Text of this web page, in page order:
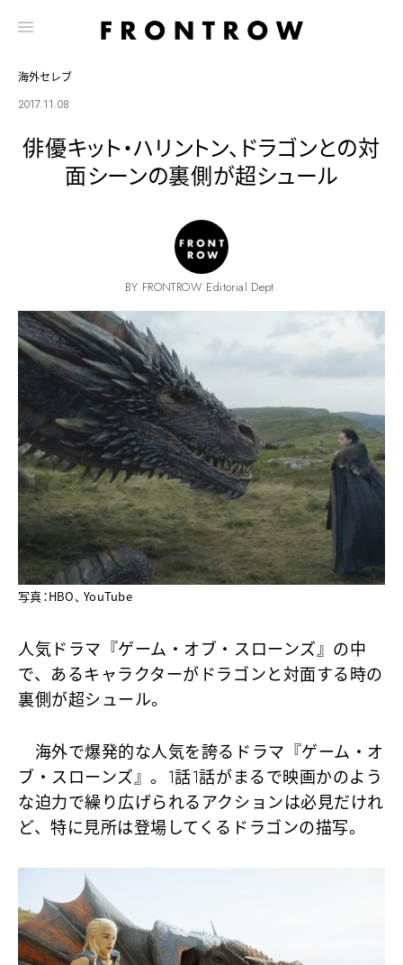
海外セレブ
2017.11.08
俳優キット・ハリントン、ドラゴンとの対
面シーンの裏側が超シュール
BY FRONTROW Editorial Dept.
写真：HBO、 YouTube
人気ドラマ『ゲーム・オブ・スローンズ』の中
で、あるキャラクターがドラゴンと対面する時の
裏側が超シュール。
海外で爆発的な人気を誇るドラマ『ゲーム・オ
ブ・スローンズ』。1話1話がまるで映画かのよう
な迫力で繰り広げられるアクションは必見だけれ
ど、特に見所は登場してくるドラゴンの描写。